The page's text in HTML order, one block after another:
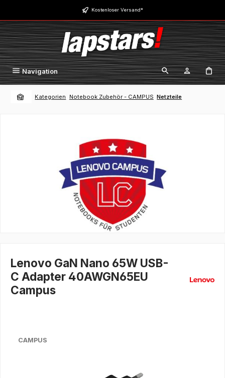
Zum Hauptinhalt springen Kostenloser Versand*
Navigation
Kategorien Notebook Zubehör - CAMPUS Netzteile
Lenovo GaN Nano 65W USB-
C Adapter 40AWGN65EU
Campus
CAMPUS